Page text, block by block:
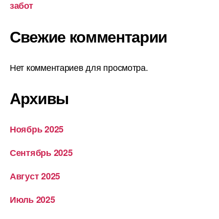
забот
Свежие комментарии
Нет комментариев для просмотра.
Архивы
Ноябрь 2025
Сентябрь 2025
Август 2025
Июль 2025